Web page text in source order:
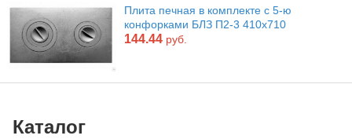
Плита печная в комплекте с 5-ю
конфорками БЛЗ П2-3 410х710
144.44 руб.
Каталог